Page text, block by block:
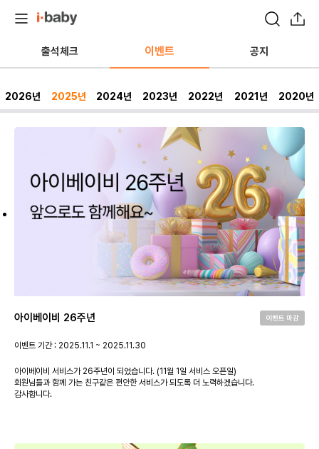
출석체크 이벤트 공지
2026년 2025년 2024년 2023년 2022년 2021년 2020년
아이베이비 26주년 이벤트 마감
이벤트 기간 : 2025.11.1 ~ 2025.11.30
아이베이비 서비스가 26주년이 되었습니다. (11월 1일 서비스 오픈일)
회원님들과 함께 가는 친구같은 편안한 서비스가 되도록 더 노력하겠습니다.
감사합니다.